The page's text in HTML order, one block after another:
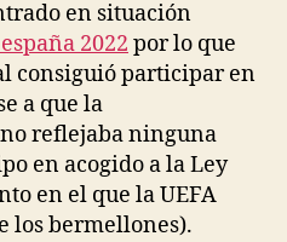
en situación
2022 por lo que
consiguió participar en
a que la
reflejaba ninguna
en acogido a la Ley
en el que la UEFA
los bermellones).